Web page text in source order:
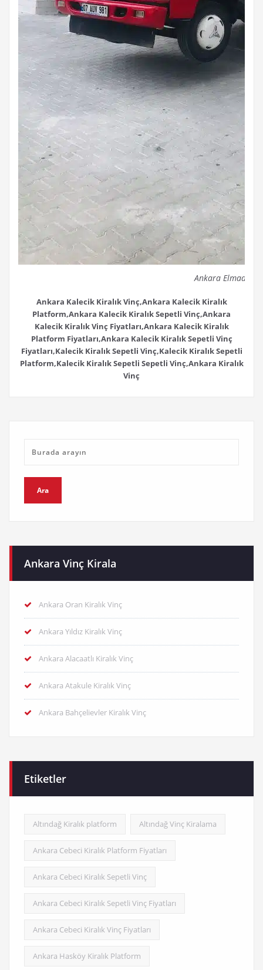
Ankara Elmadağ
Ankara Kalecik Kiralık Vinç,Ankara Kalecik Kiralık
Platform,Ankara Kalecik Kiralık Sepetli Vinç,Ankara
Kalecik Kiralık Vinç Fiyatları,Ankara Kalecik Kiralık
Platform Fiyatları,Ankara Kalecik Kiralık Sepetli Vinç
Fiyatları,Kalecik Kiralık Sepetli Vinç,Kalecik Kiralık Sepetli
Platform,Kalecik Kiralık Sepetli Sepetli Vinç,Ankara Kiralık
Vinç
Ankara Vinç Kirala
Ankara Oran Kiralık Vinç
Ankara Yıldız Kiralık Vinç
Ankara Alacaatlı Kiralık Vinç
Ankara Atakule Kiralık Vinç
Ankara Bahçelievler Kiralık Vinç
Etiketler
Altındağ Kiralık platform Altındağ Vinç Kiralama
Ankara Cebeci Kiralık Platform Fiyatları
Ankara Cebeci Kiralık Sepetli Vinç
Ankara Cebeci Kiralık Sepetli Vinç Fiyatları
Ankara Cebeci Kiralık Vinç Fiyatları
Ankara Hasköy Kiralık Platform